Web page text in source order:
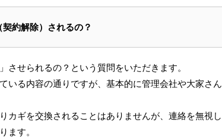
約解除）されるの？
させられるの？という質問をいただきます。
いる内容の通りですが、基本的に管理会社や大家さん
カギを交換されることはありませんが、連絡を無視し
ます。